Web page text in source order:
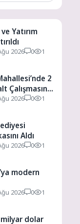
Yatırım
2026 0 1
2
Çalışmasını
2026 0 1
Aldı
2026 0 1
modern
2026 0 1
dolar